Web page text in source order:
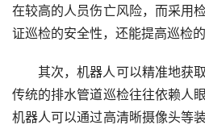
在较高的人员伤亡风险，而采用
证巡检的安全性，还能提高巡检的
其次，机器人可以精准地获
传统的排水管道巡检往往依赖人
机器人可以通过高清晰摄像头等